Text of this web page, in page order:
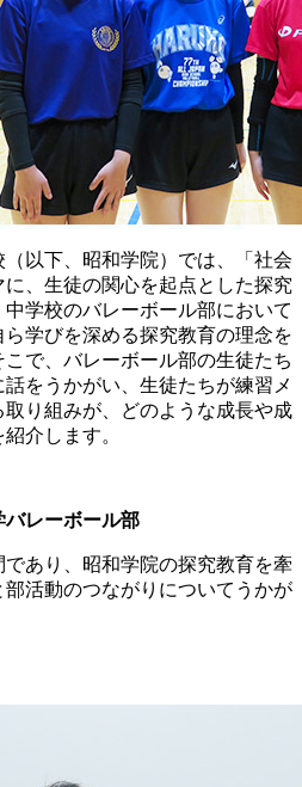
以下、昭和学院）では、「社会
、生徒の関心を起点とした探究
学校のバレーボール部において
学びを深める探究教育の理念を
で、バレーボール部の生徒たち
をうかがい、生徒たちが練習メ
り組みが、どのような成長や成
介します。
バレーボール部
あり、昭和学院の探究教育を牽
活動のつながりについてうかが